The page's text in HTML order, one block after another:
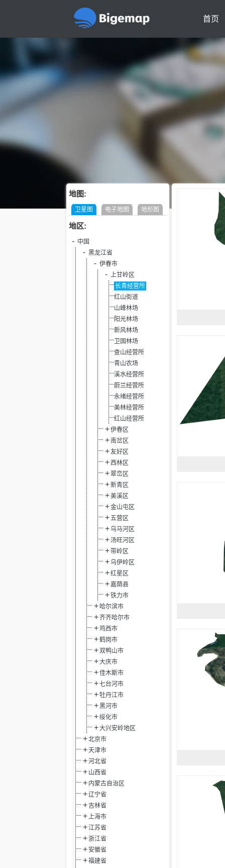
首页
地图:
卫星图 电子地图 地形图
地区:
中国
黑龙江省
伊春市
上甘岭区
长青经营所
红山街道
山峰林场
阳光林场
新风林场
卫国林场
查山经营所
青山农场
溪水经营所
蔚兰经营所
永绪经营所
美林经营所
红山经营所
伊春区
南岔区
友好区
西林区
翠峦区
新青区
美溪区
金山屯区
五营区
乌马河区
汤旺河区
带岭区
乌伊岭区
红星区
嘉荫县
铁力市
哈尔滨市
齐齐哈尔市
鸡西市
鹤岗市
双鸭山市
大庆市
佳木斯市
七台河市
牡丹江市
黑河市
绥化市
大兴安岭地区
北京市
天津市
河北省
山西省
内蒙古自治区
辽宁省
吉林省
上海市
江苏省
浙江省
安徽省
福建省